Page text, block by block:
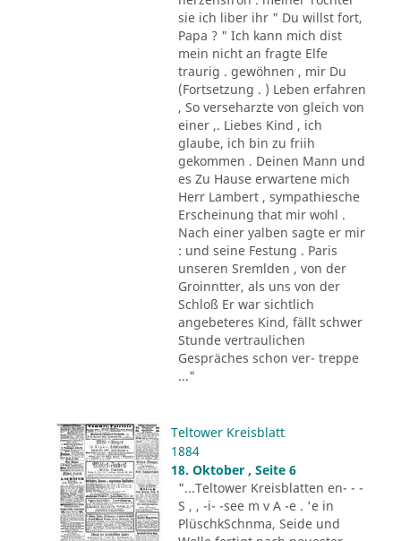
sie ich liber ihr " Du willst fort,
Papa ? " Ich kann mich dist
mein nicht an fragte Elfe
traurig . gewöhnen , mir Du
(Fortsetzung . ) Leben erfahren
, So verseharzte von gleich von
einer ,. Liebes Kind , ich
glaube, ich bin zu friih
gekommen . Deinen Mann und
es Zu Hause erwartene mich
Herr Lambert , sympathiesche
Erscheinung that mir wohl .
Nach einer yalben sagte er mir
: und seine Festung . Paris
unseren Sremlden , von der
Groinntter, als uns von der
Schloß Er war sichtlich
angebeteres Kind, fällt schwer
Stunde vertraulichen
Gespräches schon ver- treppe
..."
Teltower Kreisblatt
1884
18. Oktober , Seite 6
"...Teltower Kreisblatten en- - -
S , , -i- -see m v A -e . 'e in
PlüschkSchnma, Seide und